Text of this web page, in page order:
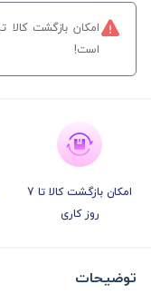
است!
امکان بازگشت کالا تا 7
روز کاری
توضیحات